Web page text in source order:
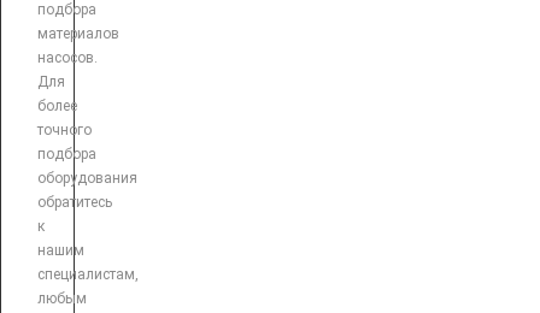
подбора
материалов
насосов.
Для
более
точного
подбора
оборудования
обратитесь
к
нашим
специалистам,
любым